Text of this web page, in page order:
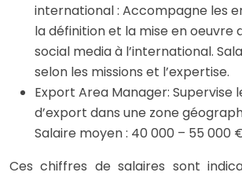
international : Accompagne les
la définition et la mise en oeuvre
social media à l’international.
selon les missions et l’expertise.
Export Area Manager: Supervise
d’export dans une zone
Salaire moyen : 40 000 – 55 000
Ces chiffres de salaires sont